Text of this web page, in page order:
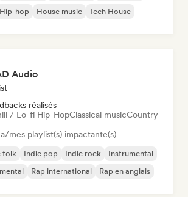
Hip-hop House music Tech House
Audio
réalisés
/ Lo-fi Hip-HopClassical musicCountry
mes playlist(s) impactante(s)
folk Indie pop Indie rock
Instrumental
Rap international Rap en anglais